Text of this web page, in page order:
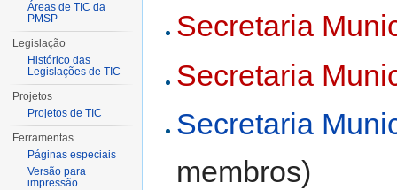
Secretaria
Secretaria
Secretaria
membros)
Áreas de TIC da
PMSP
Legislação
Histórico das
Legislações de TIC
Projetos
Projetos de TIC
Ferramentas
Páginas especiais
Versão para
impressão